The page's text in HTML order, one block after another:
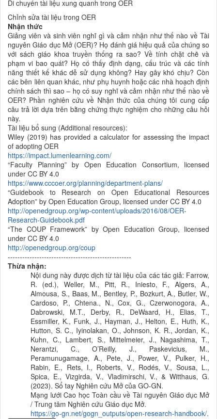
Di chuyển tài liệu xung quanh trong OER
Chỉnh sửa tài liệu trong OER
Nhận thức
Giảng viên và sinh viên nghĩ gì và cảm nhận như thế nào về Tài
nguyên Giáo dục Mở (OER)? Họ đánh giá hiệu quả của chúng so
với sách giáo khoa truyền thống ra sao? Về tính chặt chẽ và
phạm vi bao quát? Họ có thấy định dạng, cấu trúc và các tính
năng thiết kế khác dễ sử dụng không? Hay gây khó chịu? Còn
các bên liên quan khác, như phụ huynh hoặc các nhà hoạch định
chính sách thì sao – họ có suy nghĩ và cảm nhận như thế nào về
OER? Phần nghiên cứu về Nhận thức của chúng tôi cung cấp
câu trả lời dựa trên bằng chứng thực nghiệm cho những câu hỏi
này.
Tài liệu bổ sung (Additional resources):
Wiley (2019) has provided a calculator for assessing the impact
of adopting OER
https://impact.lumenlearning.com/
“Faculty Planning” by Open Education Consortium, licensed
under CC BY 4.0
https://www.cccoer.org/planning/department-plans/
“Guidebook to Research on Open Educational Resources
Adoption” by Open Education Group, licensed under CC BY 4.0
http://openedgroup.org/wp-content/uploads/2016/08/OER-
Research-Guidebook.pdf
“The COUP Framework” by Open Education Group, licensed
under CC BY 4.0
http://openedgroup.org/coup
---------------------------------------------------
Thừa nhận:
Nội dung này được dịch từ tài liệu của các tác giả: Farrow,
R. (ed.), Weller, M., Pitt, R., Iniesto, F., Algers, A.,
Almousa, S., Baas, M., Bentley, P., Bozkurt, A., Butler, W.,
Cardoso, P., Chtena., N., Cox, G., Czerwonogora, A.,
Dabrowski, M.T., Derby, R., DeWaard, H., Elias, T.,
Essmiller, K., Funk, J., Hayman, J., Helton, E., Huth, K.,
Hutton, S. C., Iyinolakan, O., Johnson, K. R., Jordan, K.,
Kuhn, C., Lambert, S., Mittelmeier, J., Nagashima, T.,
Nerantzi, C., O’Reilly, J., Paskevicius, M.,
Peramunugamage, A., Pete, J., Power, V., Pulker, H.,
Rabin, E., Rets, I., Roberts, V., Rodés, V., Sousa, L.,
Spica, E., Vizgirda, V., Vladimirschi, V., & Witthaus, G.
(2023). Sổ tay Nghiên cứu Mở của GO-GN.
Mạng lưới Cao học Toàn cầu về Tài nguyên Giáo dục Mở
/ Trung tâm Nghiên cứu Giáo dục Mở.
https://go-gn.net/gogn_outputs/open-research-handbook/.